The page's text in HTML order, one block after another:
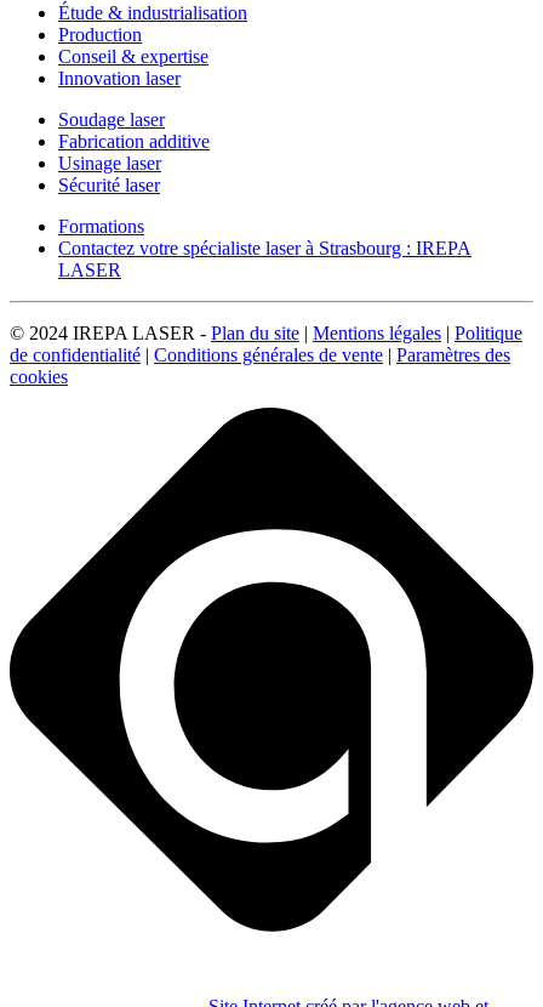
Étude & industrialisation
Production
Conseil & expertise
Innovation laser
Soudage laser
Fabrication additive
Usinage laser
Sécurité laser
Formations
Contactez votre spécialiste laser à Strasbourg : IREPA
LASER
© 2024 IREPA LASER - Plan du site | Mentions légales | Politique
de confidentialité | Conditions générales de vente | Paramètres des
cookies